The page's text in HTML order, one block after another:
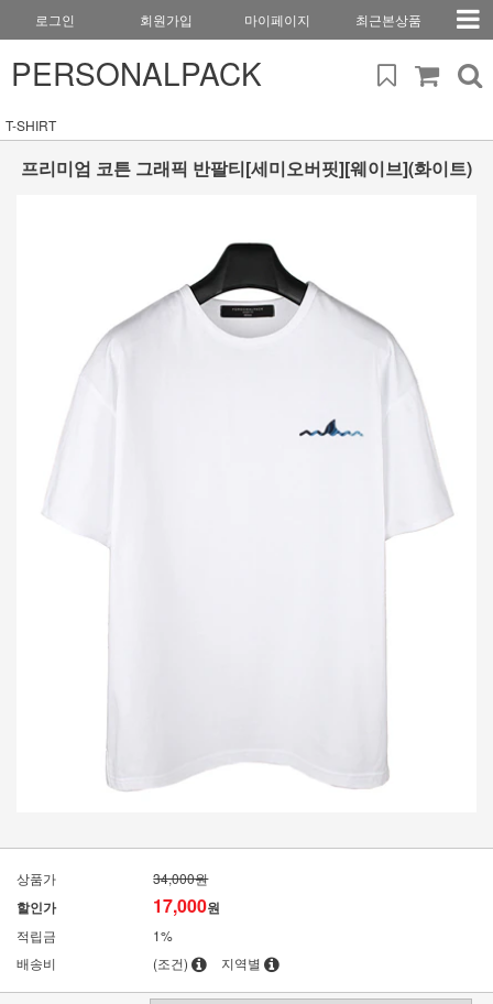
로그인 회원가입 마이페이지 최근본상품
PERSONALPACK
T-SHIRT
프리미엄 코튼 그래픽 반팔티[세미오버핏][웨이브](화이트)
상품가 34,000원
할인가 17,000원
적립금
1%
배송비
(조건) 지역별